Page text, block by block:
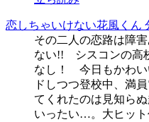
恋しちゃいけない花風くん
その二人の恋路は障
ない!! シスコンの高
なし！ 今日もかわい
ドしつつ登校中、満
てくれたのは見知ら
いったい…。大ヒッ